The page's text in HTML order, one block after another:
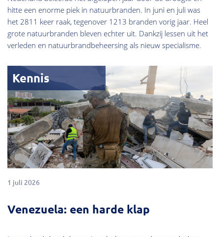
hitte een enorme piek in natuurbranden. In juni en juli was
het 2811 keer raak, tegenover 1213 branden vorig jaar. Heel
grote natuurbranden bleven echter uit. Dankzij lessen uit het
verleden en natuurbrandbeheersing als nieuw specialisme.
Kennis
1 juli 2026
Venezuela: een harde klap